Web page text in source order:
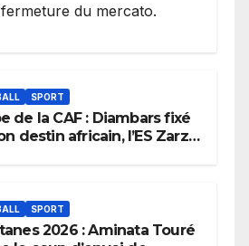
du mercato.
SPORT
de la CAF : Diambars fixé
destin africain, l’ES Zarzis
SPORT
2026 : Aminata Touré